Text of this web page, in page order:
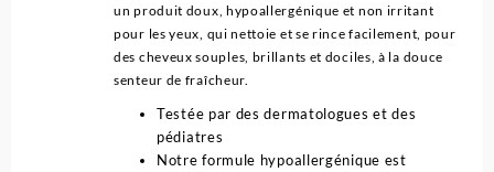
un produit doux, hypoallergénique et non irritant
pour les yeux, qui nettoie et se rince facilement, pour
des cheveux souples, brillants et dociles, à la douce
senteur de fraîcheur.
Testée par des dermatologues et des
pédiatres
Notre formule hypoallergénique est